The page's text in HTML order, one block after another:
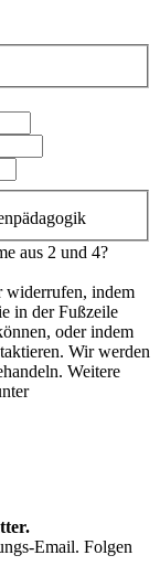
aus 2 und 4?
widerrufen, indem
in der Fußzeile
oder indem
Wir werden
Weitere
Email. Folgen